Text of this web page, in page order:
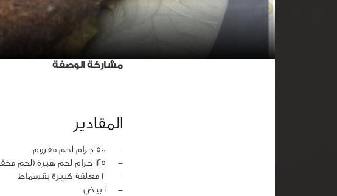
مشاركة الوصفة
المقادير
‏-
500 جرام لحم مفروم
‏-
125 جرام لحم هبرة (لحم مخفوق خال من الدهون)
‏-
2 معلقة كبيرة بقسماط
‏-
1 بيض